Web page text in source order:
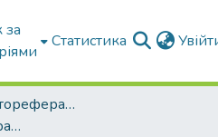
за
Статистика
Дисертації, автореферати дисертацій
Дисертації, автореферати дисертацій